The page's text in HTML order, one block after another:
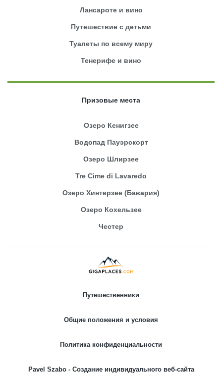
Лансароте и вино
Путешествие с детьми
Туалеты по всему миру
Тенерифе и вино
Призовые места
Озеро Кенигзее
Водопад Пауэрскорт
Озеро Шлирзее
Tre Cime di Lavaredo
Озеро Хинтерзее (Бавария)
Озеро Кохельзее
Честер
Путешественники
Общие положения и условия
Политика конфиденциальности
Pavel Szabo - Создание индивидуального веб-сайта